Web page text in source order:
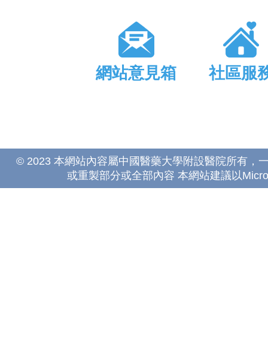
網站意見箱 社區服
© 2023 本網站內容屬中國醫藥大學附設醫院所有，
或重製部分或全部內容 本網站建議以